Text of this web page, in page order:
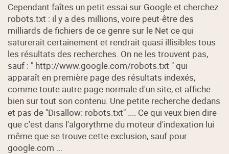
Cependant faîtes un petit essai sur Google et cherchez
robots.txt : il y a des millions, voire peut-être des
milliards de fichiers de ce genre sur le Net ce qui
saturerait certainement et rendrait quasi illisibles tous
les résultats des recherches. On ne les trouvent pas,
sauf : " http://www.google.com/robots.txt " qui
apparaît en première page des résultats indexés,
comme toute autre page normale d'un site, et affiche
bien sur tout son contenu. Une petite recherche dedans
et pas de "Disallow: robots.txt" .... Ce qui veux bien dire
que c'est dans l'algorythme du moteur d'indexation lui
même que se trouve cette exclusion, sauf pour
google.com ...